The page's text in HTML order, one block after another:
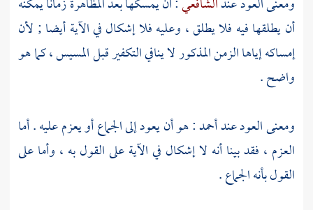
أن يطلقها فيه فلا يطلق ، وعليه فلا إشكال في الآية أيضا ; لأن
إمساكه إياها الزمن المذكور لا ينافي التكفير قبل المسيس ، كما هو
واضح .
ومعنى العود عندأحمد: هو أن يعود إلى الجماع أو يعزم عليه . أما
العزم ، فقد بينا أنه لا إشكال في الآية على القول به ، وأما على
القول بأنه الجماع .